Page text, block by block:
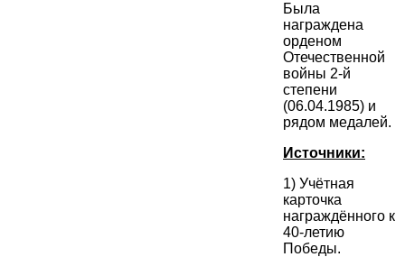
Была
награждена
орденом
Отечественной
войны 2-й
степени
(06.04.1985) и
рядом медалей.
Источники:
1) Учётная
карточка
награждённого к
40-летию
Победы.